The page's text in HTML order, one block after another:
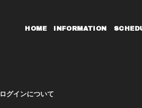
HOME INFORMATION
ログインについて